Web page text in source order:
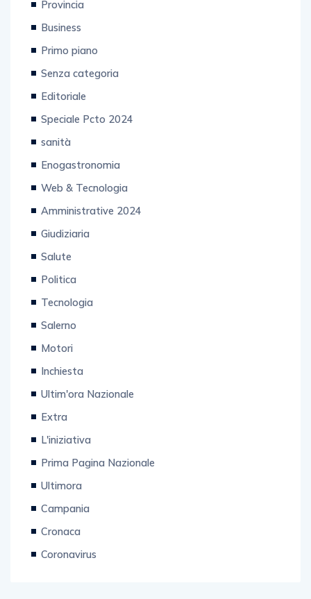
Provincia
Business
Primo piano
Senza categoria
Editoriale
Speciale Pcto 2024
sanità
Enogastronomia
Web & Tecnologia
Amministrative 2024
Giudiziaria
Salute
Politica
Tecnologia
Salerno
Motori
Inchiesta
Ultim'ora Nazionale
Extra
L'iniziativa
Prima Pagina Nazionale
Ultimora
Campania
Cronaca
Coronavirus